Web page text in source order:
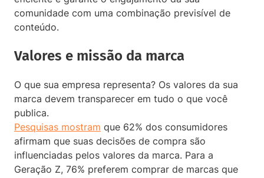
comunidade com uma combinação previsível de
conteúdo.
Valores e missão da marca
O que sua empresa representa? Os valores da sua
marca devem transparecer em tudo o que você
publica.
Pesquisas mostram que 62% dos consumidores
afirmam que suas decisões de compra são
influenciadas pelos valores da marca. Para a
Geração Z, 76% preferem comprar de marcas que